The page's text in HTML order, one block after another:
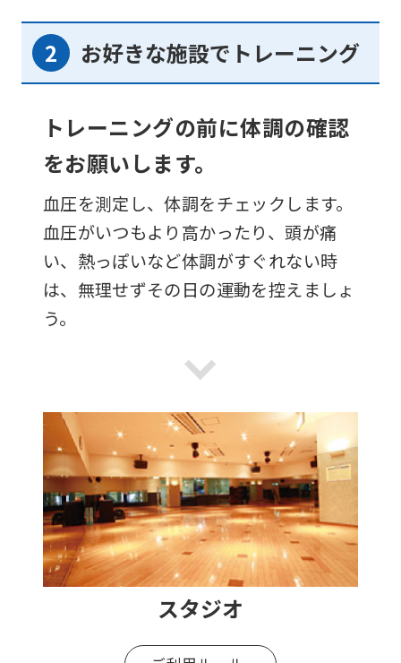
お好きな施設でトレーニング
トレーニングの前に体調の確認
をお願いします。
血圧を測定し、体調をチェックします。
血圧がいつもより高かったり、頭が痛
い、熱っぽいなど体調がすぐれない時
は、無理せずその日の運動を控えましょ
う。
スタジオ